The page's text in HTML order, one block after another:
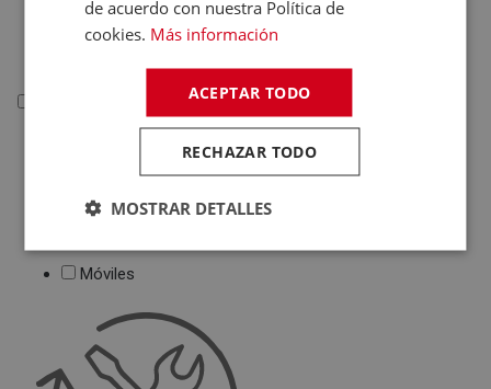
Deportivas
Juguetes
Teléfonos Fijos
Accesorios Telefonía
Móviles
de acuerdo con nuestra Política de
cookies. Más información
ACEPTAR TODO
RECHAZAR TODO
MOSTRAR DETALLES